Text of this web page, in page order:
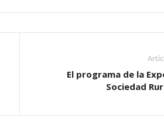
El programa de la
Sociedad